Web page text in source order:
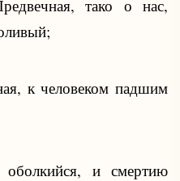
тако о нас,
к человеком падшим
и смертию